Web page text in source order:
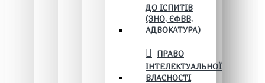
ДО ІСПИТІВ
(ЗНО, ЄФВВ,
АДВОКАТУРА)
ПРАВО
ІНТЕЛЕКТУАЛЬНОЇ
ВЛАСНОСТІ